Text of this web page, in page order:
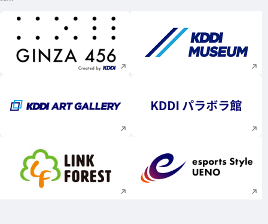
新規ウィンドウで開く 新規ウィンドウで
新規ウィンドウで開く 新規ウィンドウで
新規ウィンドウで開く 新規ウィンドウで